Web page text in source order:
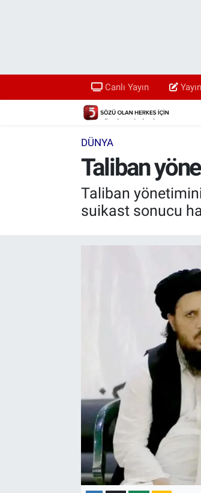
Canlı Yayın
DÜNYA
Taliban
Taliban
suikast sonucu
Yayın Akışı
TV 5 Ekranı ve Arşiv